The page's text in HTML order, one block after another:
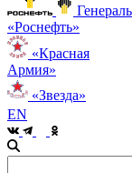
«Роснефть»
«Красная
Армия»
«Звезда»
EN